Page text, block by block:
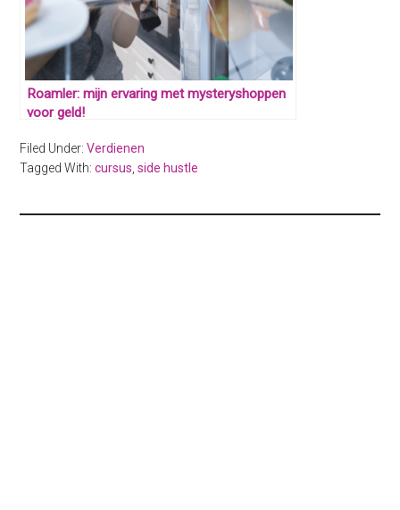
Roamler: mijn ervaring met mysteryshoppen
voor geld!
Filed Under:Verdienen
Tagged With:cursus ,side hustle